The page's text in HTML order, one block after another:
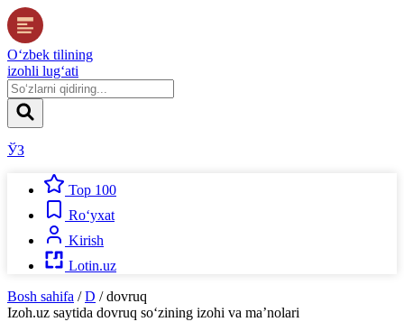
O‘zbek tilining
izohli lug‘ati
ЎЗ
Top 100
Ro‘yxat
Kirish
Lotin.uz
Bosh sahifa / D / dovruq
Izoh.uz saytida dovruq so‘zining izohi va ma’nolari